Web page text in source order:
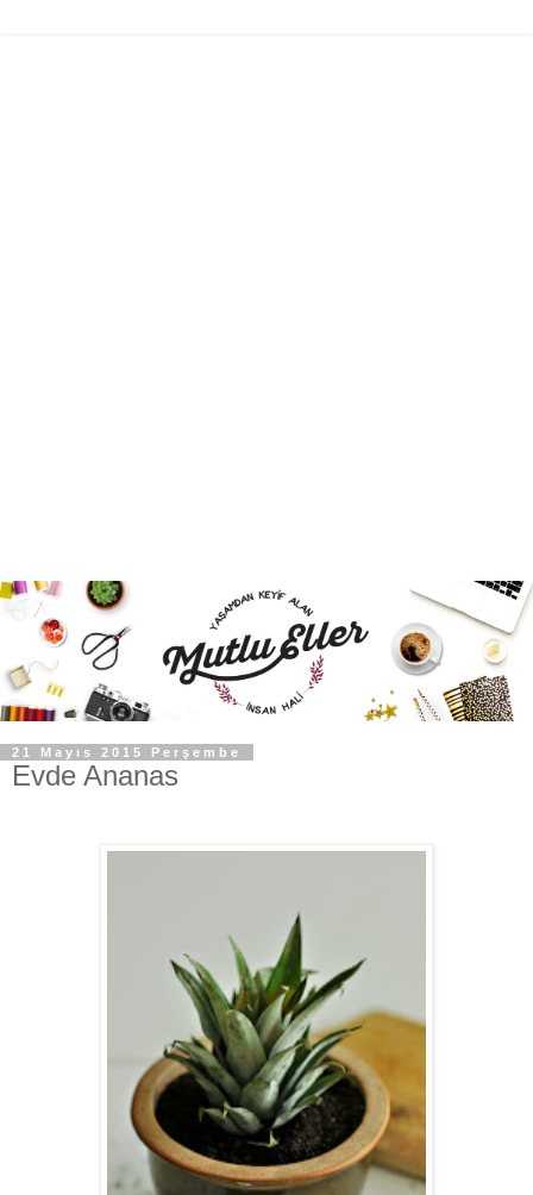
21 Mayıs 2015 Perşembe
Evde Ananas